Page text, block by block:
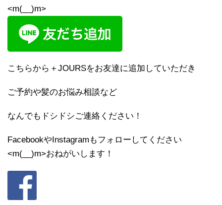
<m(__)m>
こちらから＋JOURSをお友達に追加していただき
ご予約や髪のお悩み相談など
なんでもドシドシご連絡ください！
FacebookやInstagramもフォローしてください
<m(__)m>おねがいします！